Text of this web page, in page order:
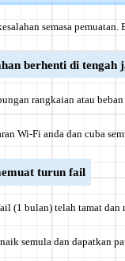
semasa
berhenti di tengah
rangkaian atau
Wi-Fi anda dan cuba
turun fail
(1 bulan) telah tamat dan
semula dan dapatkan